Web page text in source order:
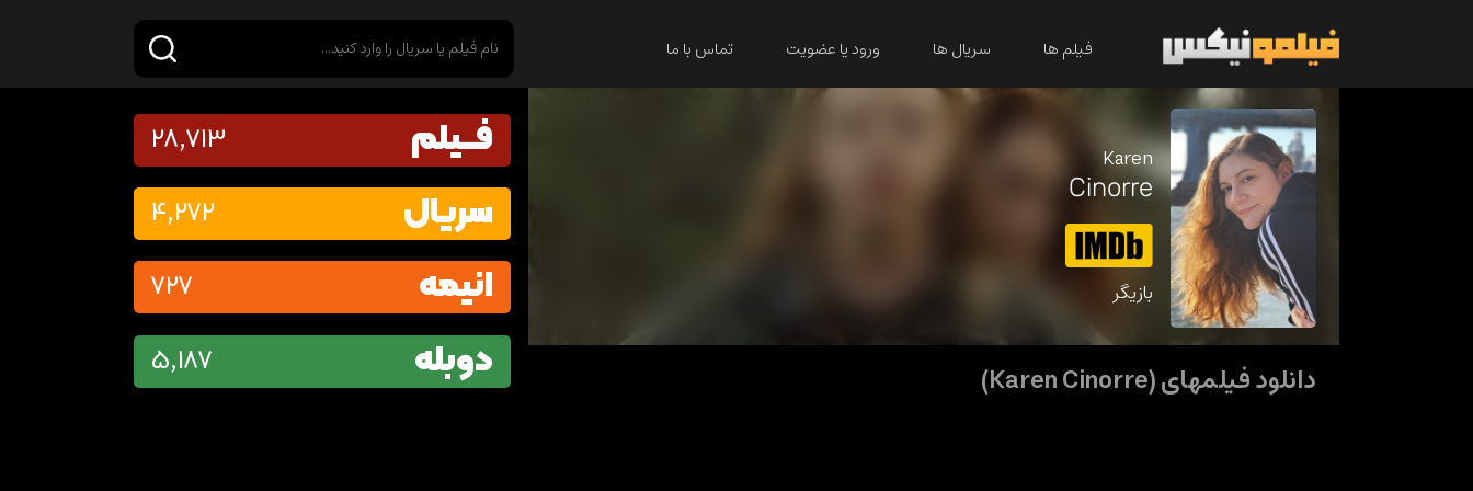
فیلم ها سریال ها ورود یا عضویت تماس با ما
Karen
Cinorre
بازیگر
دانلود فیلمهای (Karen Cinorre)
فـــیلم 28,713
سریال 4,272
انیمه 727
دوبله 5,187